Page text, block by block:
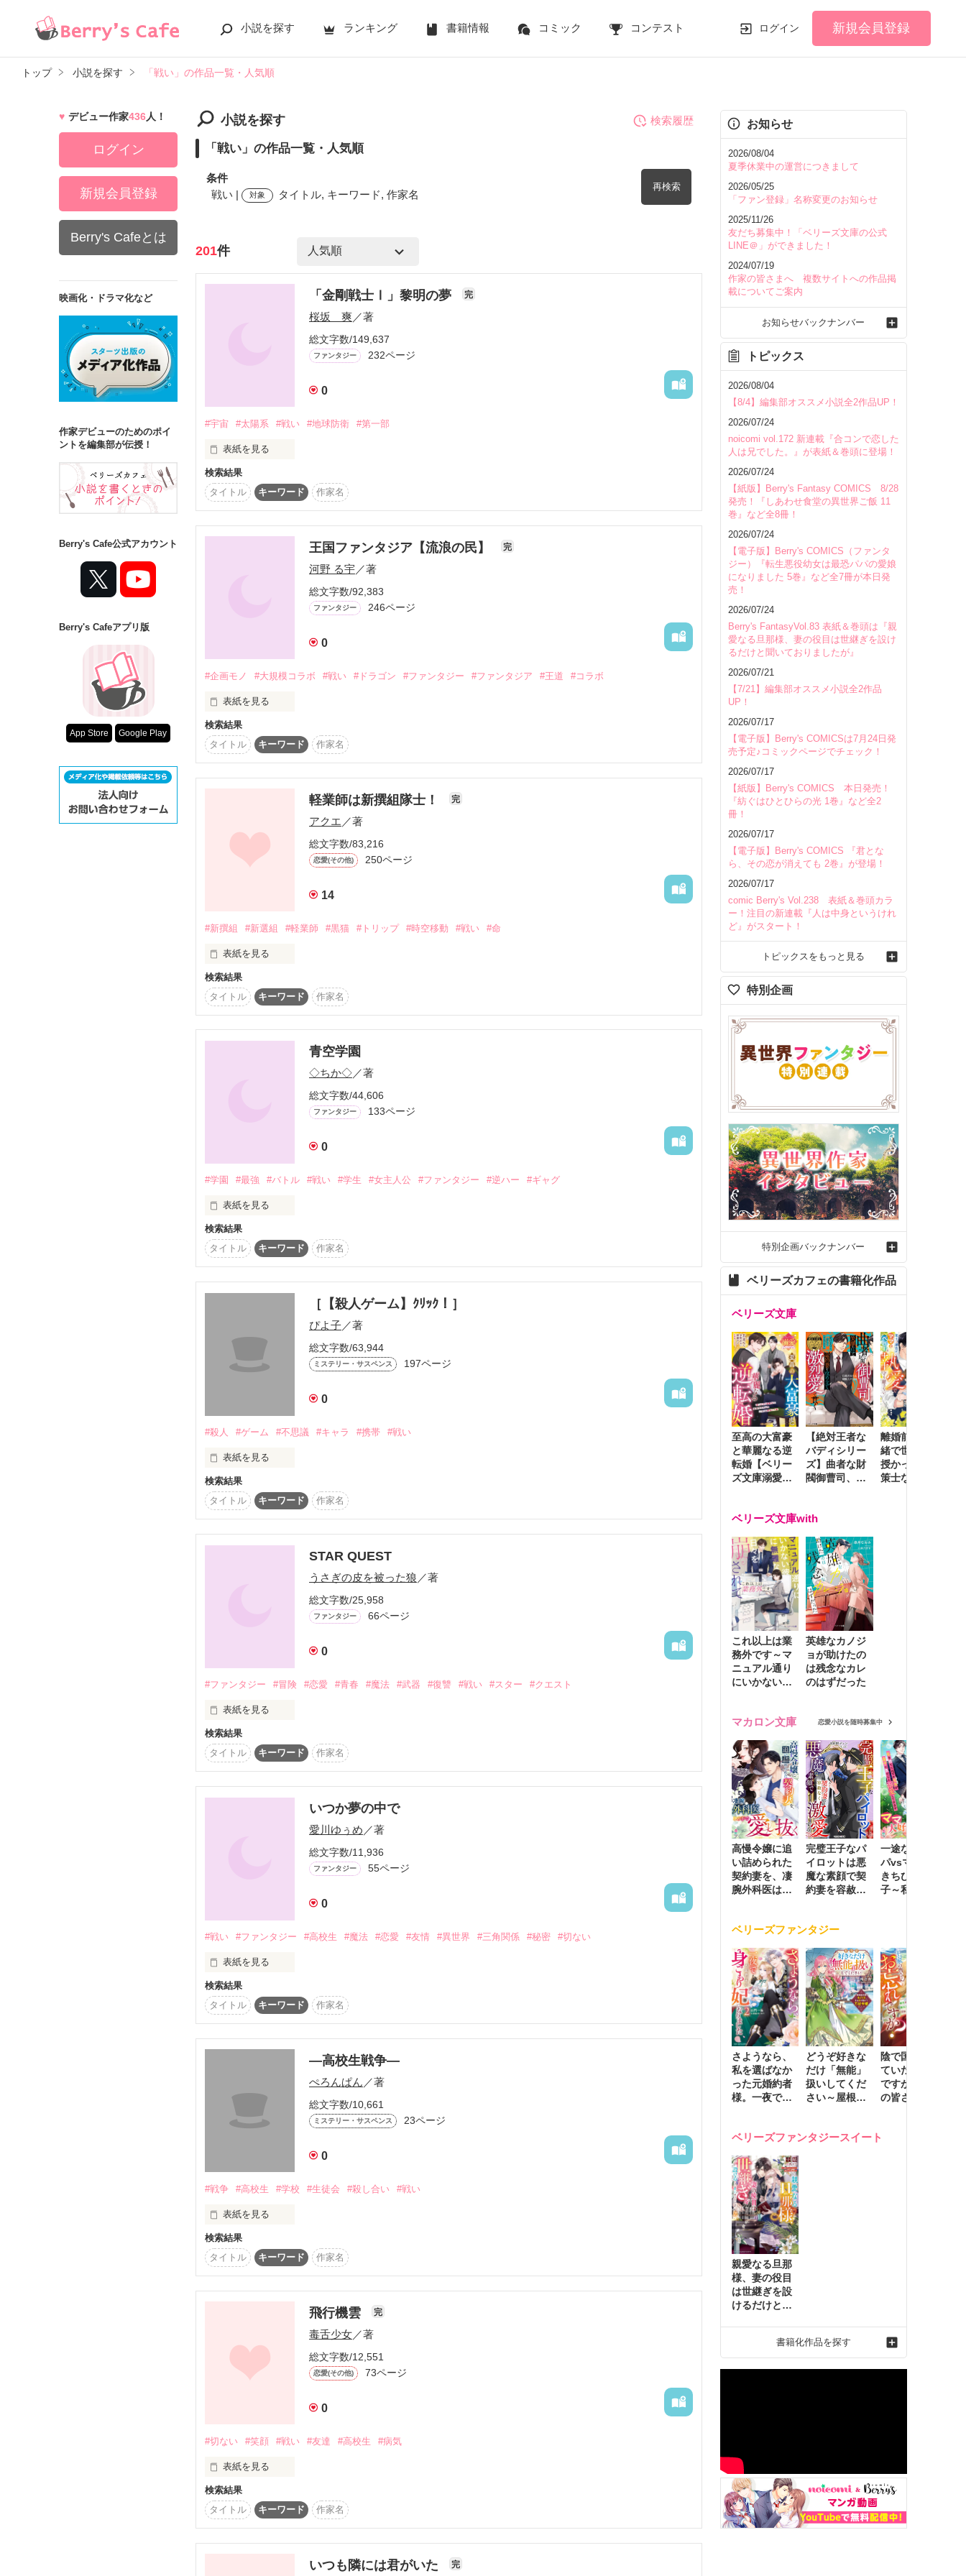
小説を探す ランキング 書籍情報 コミック コンテスト ログイン 新規会員登録
トップ 小説を探す 「戦い」の作品一覧・人気順
小説を探す
「戦い」の作品一覧・人気順
条件
戦い |
対象 タイトル, キーワード, 作家名
再検索
検索ワード
を含む
タイトル
ジャンル
ステータス
全て
完結
中編 短編
スターツ出版小説投稿サイト合同企画「1話からの長編大賞」ベリーズカフェ会場
その他の条件
動画あり
検索履歴
201件
「金剛戦士Ⅰ」黎明の夢 完
桜坂 爽／著
総文字数/149,637
ファンタジー 232ページ
0
#宇宙 #太陽系 #戦い #地球防衛 #第一部
表紙を見る
近未来の地球
同時に木星や土星の衛星にも調査隊を派遣し、エウロパ衛星には観測用の宇宙ステーションも完成して
その頃、人類は第二の大航海時代を向かえ、天王星、海王星、冥王星にも調査隊を出発させていたのだ
ところが天王星、海王星、冥王星への調査隊が出発して数年後、突如として次々と異変が起こった。
いったい何故なのか・・・
当初は小惑星群が原因だと思われていたのであるが・・・
その理由が判明した時に、地球は破滅的な危機に陥った・・・
そして戦いが始まった・・・
作品を読む
検索結果
タイトル
キーワード 作家名
王国ファンタジア【流浪の民】 完
河野 る宇／著
総文字数/92,383
ファンタジー 246ページ
0
#企画モノ #大規模コラボ #戦い #ドラゴン #ファンタジー #ファンタジア #王道 #コラボ
表紙を見る
平和だった王国に
突如、現れたドラゴン……
多くの戦士に招集をかけた。
ここに、1人の青年がいる。
彼もその中の１人だ。
そして今
壮大なストーリィが始まる。
チャイロさま主催
ファンタジー企画。
＊＊＊
参加者の皆様、そして
読んで下さった全ての方に感謝です。
観月らん様
レビューありがとうございます！
＊2010.12.16　誤字修正＊
検索結果
タイトル
キーワード 作家名
軽業師は新撰組隊士！ 完
アクエ ／著
総文字数/83,216
恋愛(その他) 250ページ
14
#新撰組 #新選組 #軽業師 #黒猫 #トリップ #時空移動 #戦い #命
表紙を見る
分かってなかったんです
命が
生きたいって
思ったの
覚悟をするための勇気を
勇気を出すための覚悟を
とある軽業師の少女の
大賞ではＣランクに入ることができました（´∀｀）
期間内に完結することができず、申し訳ないです
でも！
ようやく！
完結！
しました！(ﾟ∀ﾟ)←(やかましいww)
検索結果
タイトル
キーワード 作家名
青空学園
◇ちか◇／著
総文字数/44,606
ファンタジー 133ページ
0
#学園 #最強 #バトル #戦い #学生 #女主人公 #ファンタジー #逆ハー #ギャグ
表紙を見る
主人公、王ノ宮　空。
武術の達人を親に持ち、そして彼女自身も強い。
その空が、武術を学ぶ学園。
青空学園に転入！？
空は無事に学園生活を送れるのか！？
―――――――
すみません更新に行き詰まっておりなかなか物語が進みません。
読んでくれる読者様がいますので、できれば更新したいと思っています。
応援などすごく励みになっていてとても嬉しいです。
本当にありがとうございます。
ちょっとずつでも更新するので気長に待ってくれると嬉しいです。
2010/10/24  ◇ちか◇
検索結果
タイトル
キーワード 作家名
［【殺人ゲーム】ｸﾘｯｸ！］
ぴよ子／著
総文字数/63,944
ミステリー・サスペンス 197ページ
0
#殺人 #ゲーム #不思議 #キャラ #携帯 #戦い
表紙を見る
【殺人ゲーム】
ﾏｲﾒﾆｭｰ登録はコチラ！
嫌いな人を、殺してみませんか？
日頃のうさを晴らしましょう！
ﾏｲﾒﾆｭｰ登録はコチラ！
検索結果
タイトル
キーワード 作家名
STAR QUEST
うさぎの皮を被った狼 ／著
総文字数/25,958
ファンタジー 66ページ
0
#ファンタジー #冒険 #恋愛 #青春 #魔法 #武器 #復讐 #戦い #スター #クエスト
表紙を見る
STAR QUEST-スタークエスト-
ただ単純に、そう思っていた。
今の私は貴方にどう映る？
きっと、醜いだろうね。
今度は、私が貴方を醜い姿にする番。
「俺が、お前の全てを受け止める」
お願い、私の復讐心に触れないで。
【少女よ。咲かせろ、恋の花を。】
24.09.5〜
作家名とタイトルを変更しました(>_<)
スター・ソード・ファンタジーからSTAR☨QUESTに変わりましたm(__)m
一応恋愛重視にしてますが、青春的かもしれません。ご了承ください(´・ω・`)
検索結果
タイトル
キーワード 作家名
いつか夢の中で
愛川ゆぅめ ／著
総文字数/11,936
ファンタジー 55ページ
0
#戦い #ファンタジー #高校生 #魔法 #恋愛 #友情 #異世界 #三角関係 #秘密 #切ない
表紙を見る
ここは人間界とは異なる世界。
これはその世界で繰り広げられる戦いの物語…
★       ★       ★
「なんでユースじゃないんだ！」▶五木コウ
「コウ、よろしくね。」▶花野カオリ
俺はいくぞ!」▶芝原ルイ
★　　　★　　　★
検索結果
タイトル
キーワード 作家名
―高校生戦争―
ぺろんぱん ／著
総文字数/10,661
ミステリー・サスペンス 23ページ
0
#戦争 #高校生 #学校 #生徒会 #殺し合い #戦い
表紙を見る
さぁ
検索結果
タイトル
キーワード 作家名
飛行機雲 完
毒舌少女／著
総文字数/12,551
恋愛(その他) 73ページ
0
#切ない #笑顔 #戦い #友達 #高校生 #病気
表紙を見る
こんな私に手を差し伸べてくれたのは貴方一人。
私に笑顔を取り戻させてくれた。
作品を読む
検索結果
タイトル
キーワード 作家名
いつも隣には君がいた 完
デビュー作家436人！
ログイン
新規会員登録
Berry's Cafeとは
映画化・ドラマ化など
作家デビューのためのポイ
ントを編集部が伝授！
Berry's Cafe公式アカウント
Berry's Cafeアプリ版
App Store Google Play
お知らせ
2026/08/04
夏季休業中の運営につきまして
2026/05/25
「ファン登録」名称変更のお知らせ
2025/11/26
友だち募集中！「ベリーズ文庫の公式
LINE＠」ができました！
2024/07/19
作家の皆さまへ 複数サイトへの作品掲
載についてご案内
お知らせバックナンバー
トピックス
2026/08/04
【8/4】編集部オススメ小説全2作品UP！
2026/07/24
noicomi vol.172 新連載『合コンで恋した
人は兄でした。』が表紙＆巻頭に登場！
2026/07/24
【紙版】Berry's Fantasy COMICS 8/28
発売！『しあわせ食堂の異世界ご飯 11
巻』など全8冊！
2026/07/24
【電子版】Berry's COMICS（ファンタ
ジー）『転生悪役幼女は最恐パパの愛娘
になりました 5巻』など全7冊が本日発
売！
2026/07/24
Berry's FantasyVol.83 表紙＆巻頭は『親
愛なる旦那様、妻の役目は世継ぎを設け
るだけと聞いておりましたが』
2026/07/21
【7/21】編集部オススメ小説全2作品
UP！
2026/07/17
【電子版】Berry's COMICSは7月24日発
売予定♪コミックページでチェック！
2026/07/17
【紙版】Berry's COMICS 本日発売！
『紡ぐはひとひらの光 1巻』など全2
冊！
2026/07/17
【電子版】Berry's COMICS 『君とな
ら、その恋が消えても 2巻』が登場！
2026/07/17
comic Berry's Vol.238 表紙＆巻頭カラ
ー！注目の新連載『人は中身というけれ
ど』がスタート！
トピックスをもっと見る
特別企画
特別企画バックナンバー
ベリーズカフェの書籍化作品
ベリーズ文庫
至高の大富豪
と華麗なる逆
転婚【ベリー
ズ文庫溺愛ア
【絶対王者な
バディシリー
ズ】曲者な財
閥御曹司、笑
激烈愛で貫く
離婚前夜に内
緒で世継ぎを
授かったら～
策士な御曹司
ベリーズ文庫with
これ以上は業
務外です～マ
ニュアル通り
にいかない彼
英雄なカノジ
ョが助けたの
は残念なカレ
のはずだった
マカロン文庫 恋愛小説を随時募集中
高慢令嬢に追
い詰められた
契約妻を、凄
腕外科医はこ
完璧王子なパ
イロットは悪
魔な素顔で契
約妻を容赦な
一途な社長パ
パvsママ大好
きちびっこ息
子～私を捨て
ベリーズファンタジー
さようなら、
私を選ばなか
った元婚約者
様。一夜で大
ました２
どうぞ好きな
だけ「無能」
扱いしてくだ
さい～屋根裏
動かす万能令
陰で国を支え
ていたのは私
ですが、王家
の皆さんお忘
れ才女の辺境
ベリーズファンタジースイート
親愛なる旦那
様、妻の役目
は世継ぎを設
けるだけと聞
れ才女の幸せ
な結婚～2
書籍化作品を探す